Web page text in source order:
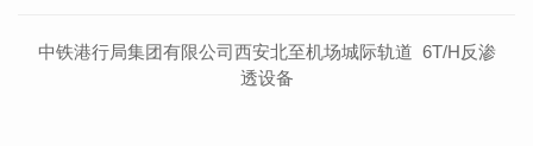
中铁港行局集团有限公司西安北至机场城际轨道 6T/H反渗
透设备